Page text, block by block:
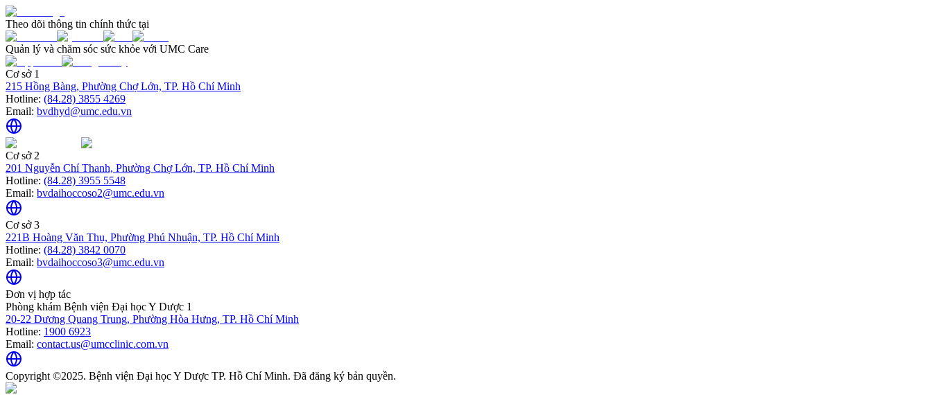
Theo dõi thông tin chính thức tại
Quản lý và chăm sóc sức khỏe với UMC Care
Cơ sở 1
215 Hồng Bàng, Phường Chợ Lớn, TP. Hồ Chí Minh
Hotline: (84.28) 3855 4269
Email: bvdhyd@umc.edu.vn
Cơ sở 2
201 Nguyễn Chí Thanh, Phường Chợ Lớn, TP. Hồ Chí Minh
Hotline: (84.28) 3955 5548
Email: bvdaihoccoso2@umc.edu.vn
Cơ sở 3
221B Hoàng Văn Thụ, Phường Phú Nhuận, TP. Hồ Chí Minh
Hotline: (84.28) 3842 0070
Email: bvdaihoccoso3@umc.edu.vn
Đơn vị hợp tác
Phòng khám Bệnh viện Đại học Y Dược 1
20-22 Dương Quang Trung, Phường Hòa Hưng, TP. Hồ Chí Minh
Hotline: 1900 6923
Email: contact.us@umcclinic.com.vn
Copyright ©2025. Bệnh viện Đại học Y Dược TP. Hồ Chí Minh. Đã đăng ký bản quyền.